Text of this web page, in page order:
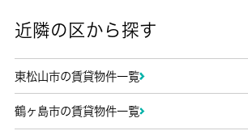
近隣の区から探す
東松山市の賃貸物件一覧
鶴ヶ島市の賃貸物件一覧